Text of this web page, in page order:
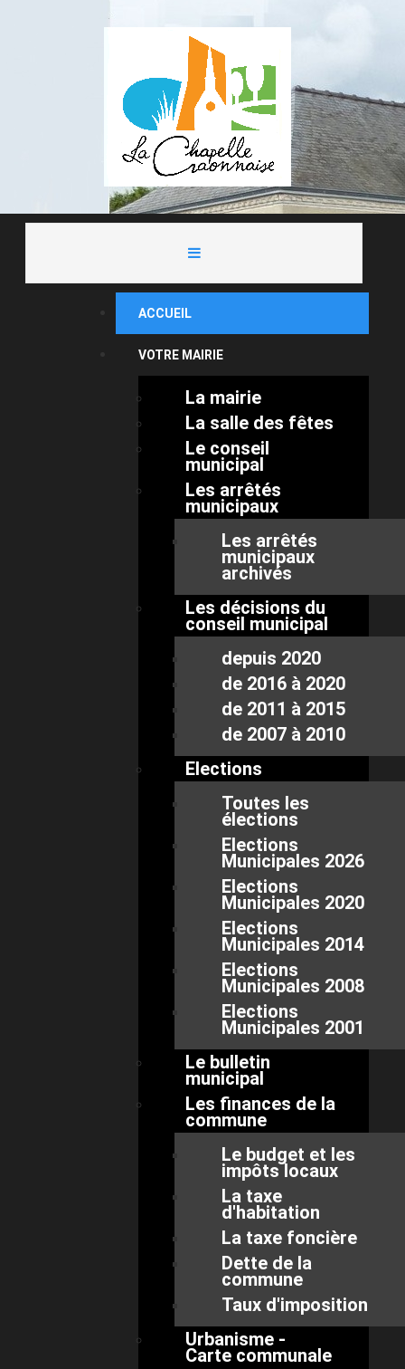
ACCUEIL
VOTRE MAIRIE
La mairie
La salle des fêtes
Le conseil
municipal
Les arrêtés
municipaux
Les arrêtés
municipaux
archivés
Les décisions du
conseil municipal
depuis 2020
de 2016 à 2020
de 2011 à 2015
de 2007 à 2010
Elections
Toutes les
élections
Elections
Municipales 2026
Elections
Municipales 2020
Elections
Municipales 2014
Elections
Municipales 2008
Elections
Municipales 2001
Le bulletin
municipal
Les finances de la
commune
Le budget et les
impôts locaux
La taxe
d'habitation
La taxe foncière
Dette de la
commune
Taux d'imposition
Urbanisme -
Carte communale